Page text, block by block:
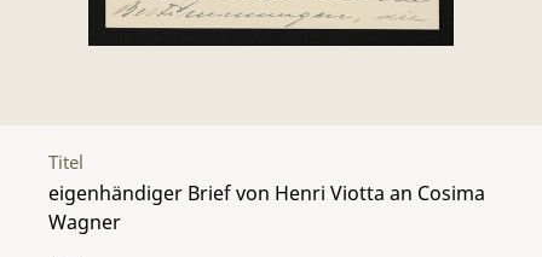
Titel
eigenhändiger Brief von Henri Viotta an Cosima
Wagner